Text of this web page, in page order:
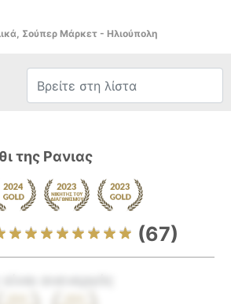
Σούπερ Μάρκετ - Ηλιούπολη
της Ρανιας
(67)